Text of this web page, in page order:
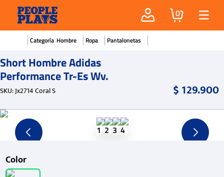
0
Hombre Ropa Pantalonetas
Short Hombre Adidas
Performance Tr-Es Wv.
SKU:Jx2714 Coral S $129.900
Color